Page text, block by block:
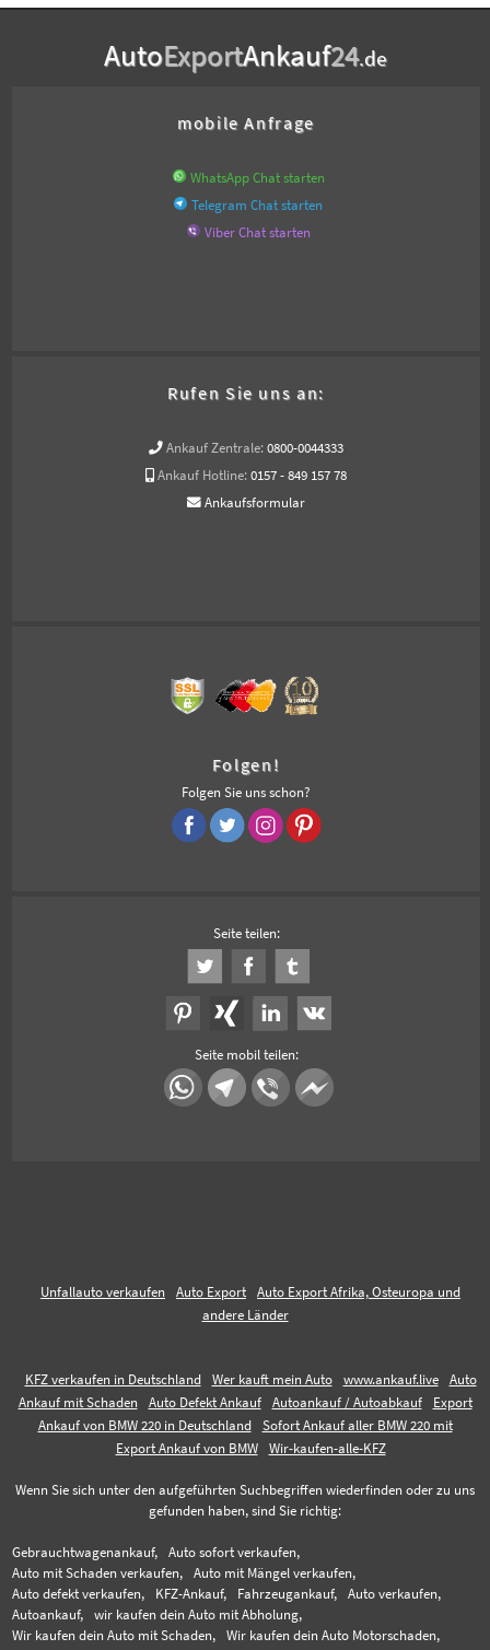
AutoExportAnkauf24.de
mobile Anfrage
WhatsApp Chat starten
Telegram Chat starten
Viber Chat starten
Rufen Sie uns an:
Ankauf Zentrale: 0800-0044333
Ankauf Hotline: 0157 - 849 157 78
Ankaufsformular
Folgen!
Folgen Sie uns schon?
Seite teilen:
Seite mobil teilen:
Unfallauto verkaufen Auto Export
Auto Export Afrika, Osteuropa und
andere Länder
KFZ verkaufen in Deutschland Wer kauft mein Auto www.ankauf.live
Auto
Ankauf mit Schaden
Auto Defekt Ankauf Autoankauf / Autoabkauf
Export
Ankauf von BMW 220 in Deutschland
Sofort Ankauf aller BMW 220 mit
Export Ankauf von BMW
Wir-kaufen-alle-KFZ
Wenn Sie sich unter den aufgeführten Suchbegriffen wiederfinden oder zu uns
gefunden haben, sind Sie richtig:
Gebrauchtwagenankauf,
Auto sofort verkaufen,
Auto mit Schaden verkaufen,
Auto mit Mängel verkaufen,
Auto defekt verkaufen,
KFZ-Ankauf, Fahrzeugankauf,
Auto verkaufen,
Autoankauf,
wir kaufen dein Auto mit Abholung,
Wir kaufen dein Auto mit Schaden,
Wir kaufen dein Auto Motorschaden,